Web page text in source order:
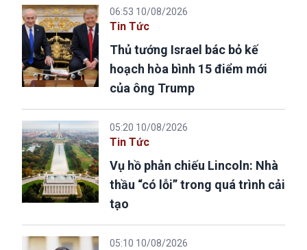
06:53 10/08/2026
Tin Tức
Thủ tướng Israel bác bỏ kế
hoạch hòa bình 15 điểm mới
của ông Trump
05:20 10/08/2026
Tin Tức
Vụ hồ phản chiếu Lincoln: Nhà
thầu “có lỗi” trong quá trình cải
tạo
05:10 10/08/2026